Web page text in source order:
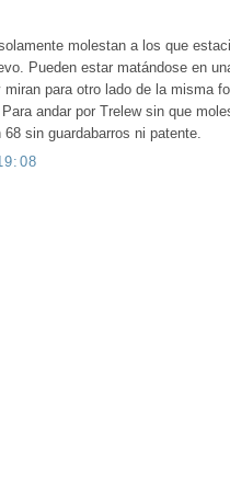
molestan a los que
Pueden estar matándose en
para otro lado de la misma
andar por Trelew sin que
sin guardabarros ni patente.